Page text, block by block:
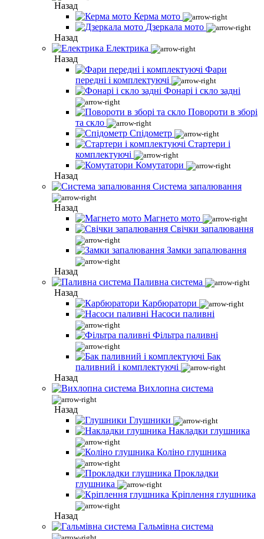
Назад
Керма мото
Дзеркала мото
Назад
Електрика
Назад
Фари
передні і комплектуючі
Фонарі і скло задні
Повороти в зборі
та скло
Спідометр
Стартери і
комплектуючі
Комутатори
Назад
Система запалювання
Назад
Магнето мото
Свічки запалювання
Замки запалювання
Назад
Паливна система
Назад
Карбюратори
Насоси паливні
Фільтра паливні
Бак
паливний і комплектуючі
Назад
Вихлопна система
Назад
Глушники
Накладки глушника
Коліно глушника
Прокладки
глушника
Кріплення глушника
Назад
Гальмівна система